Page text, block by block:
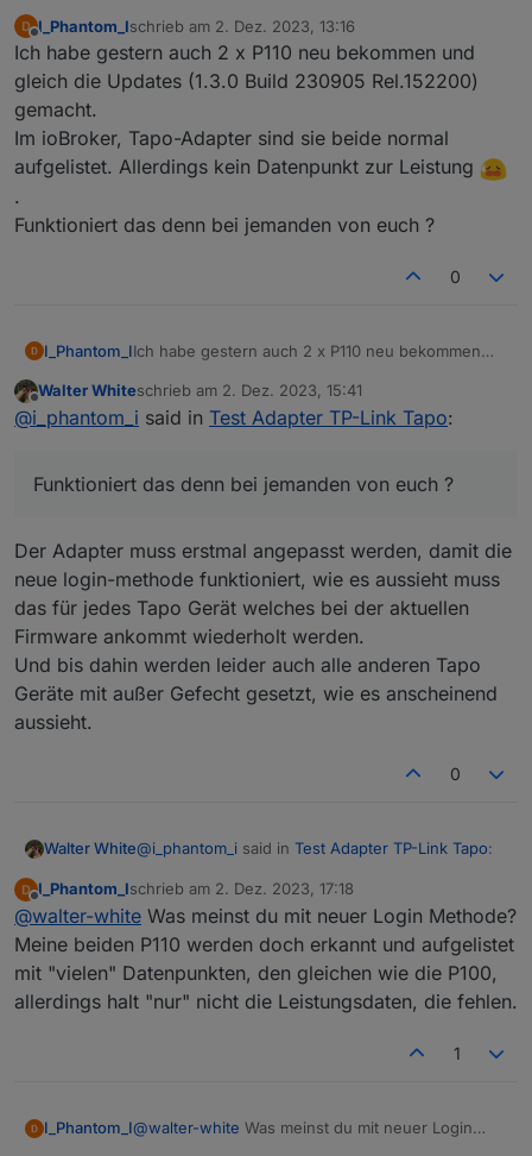
Offline
I_Phantom_Ischrieb am 2. Dez. 2023, 13:16
zuletzt editiert von
Ich habe gestern auch 2 x P110 neu bekommen und
gleich die Updates (1.3.0 Build 230905 Rel.152200)
gemacht.
Im ioBroker, Tapo-Adapter sind sie beide normal
aufgelistet. Allerdings kein Datenpunkt zur Leistung
.
Funktioniert das denn bei jemanden von euch ?
0
I_Phantom_IIch habe gestern auch 2 x P110 neu bekommen
Rel.152200) gemacht.
Im ioBroker, Tapo-Adapter sind sie beide normal
Funktioniert das denn bei jemanden von euch ?
Offline
Walter Whiteschrieb am 2. Dez. 2023, 15:41
zuletzt editiert von
@i_phantom_i said in Test Adapter TP-Link Tapo:
Funktioniert das denn bei jemanden von euch ?
Der Adapter muss erstmal angepasst werden, damit die
neue login-methode funktioniert, wie es aussieht muss
das für jedes Tapo Gerät welches bei der aktuellen
Firmware ankommt wiederholt werden.
Und bis dahin werden leider auch alle anderen Tapo
Geräte mit außer Gefecht gesetzt, wie es anscheinend
aussieht.
0
Walter White@i_phantom_i said in Test Adapter TP-Link Tapo:
Funktioniert das denn bei jemanden von
euch ?
Der Adapter muss erstmal angepasst werden,
damit die neue login-methode funktioniert, wie es
aussieht muss das für jedes Tapo Gerät welches
Offline
I_Phantom_Ischrieb am 2. Dez. 2023, 17:18
zuletzt editiert von
@walter-white Was meinst du mit neuer Login Methode?
Meine beiden P110 werden doch erkannt und aufgelistet
mit "vielen" Datenpunkten, den gleichen wie die P100,
allerdings halt "nur" nicht die Leistungsdaten, die fehlen.
1
I_Phantom_I@walter-white Was meinst du mit neuer Login